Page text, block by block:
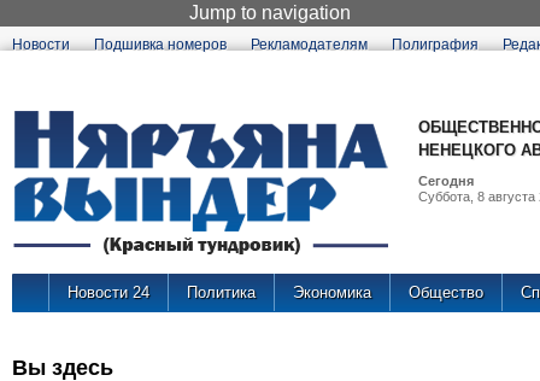
Jump to navigation
Новости Подшивка номеров Рекламодателям Полиграфия
НЕНЕЦКОГО
Сегодня
Суббота, 8 августа
Новости 24 Политика Экономика Общество
Вы здесь